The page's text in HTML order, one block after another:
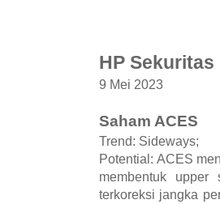
HP Sekuritas
9 Mei 2023
Saham ACES
Trend: Sideways;
Potential: ACES
membentuk upper
terkoreksi jangka